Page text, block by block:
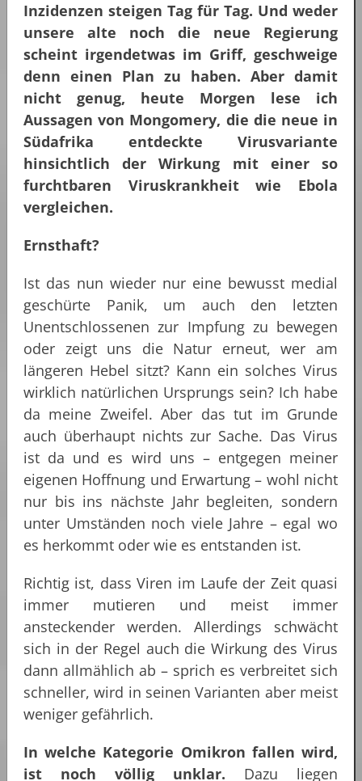
Inzidenzen steigen Tag für Tag. Und weder
unsere alte noch die neue Regierung
scheint irgendetwas im Griff, geschweige
denn einen Plan zu haben. Aber damit
nicht genug, heute Morgen lese ich
Aussagen von Mongomery, die die neue in
Südafrika entdeckte Virusvariante
hinsichtlich der Wirkung mit einer so
furchtbaren Viruskrankheit wie Ebola
vergleichen.
Ernsthaft?
Ist das nun wieder nur eine bewusst medial
geschürte Panik, um auch den letzten
Unentschlossenen zur Impfung zu bewegen
oder zeigt uns die Natur erneut, wer am
längeren Hebel sitzt? Kann ein solches Virus
wirklich natürlichen Ursprungs sein? Ich habe
da meine Zweifel. Aber das tut im Grunde
auch überhaupt nichts zur Sache. Das Virus
ist da und es wird uns – entgegen meiner
eigenen Hoffnung und Erwartung – wohl nicht
nur bis ins nächste Jahr begleiten, sondern
unter Umständen noch viele Jahre – egal wo
es herkommt oder wie es entstanden ist.
Richtig ist, dass Viren im Laufe der Zeit quasi
immer mutieren und meist immer
ansteckender werden. Allerdings schwächt
sich in der Regel auch die Wirkung des Virus
dann allmählich ab – sprich es verbreitet sich
schneller, wird in seinen Varianten aber meist
weniger gefährlich.
In welche Kategorie Omikron fallen wird,
ist noch völlig unklar. Dazu liegen